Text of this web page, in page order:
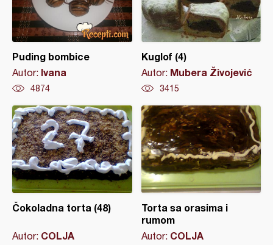
Puding bombice
Autor: Ivana
4874
Kuglof (4)
Autor: Mubera Živojević
3415
Čokoladna torta (48)
Autor: COLJA
Torta sa orasima i
rumom
Autor: COLJA